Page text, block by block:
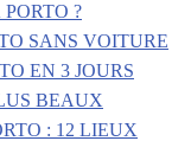
?
SANS VOITURE
EN 3 JOURS
BEAUX
: 12 LIEUX